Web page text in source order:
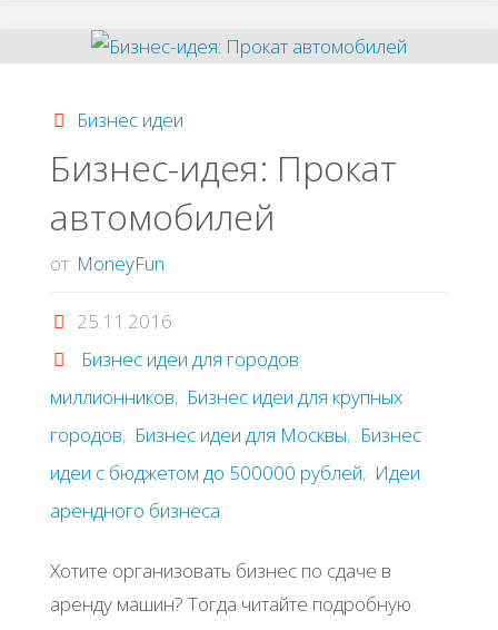
Бизнес идеи
Бизнес-идея: Прокат
автомобилей
от MoneyFun
25.11.2016
Бизнес идеи для городов
миллионников, Бизнес идеи для крупных
городов, Бизнес идеи для Москвы, Бизнес
идеи с бюджетом до 500000 рублей, Идеи
арендного бизнеса
Хотите организовать бизнес по сдаче в
аренду машин? Тогда читайте подробную